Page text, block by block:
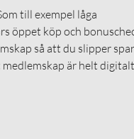
till exempel låga
öppet köp och
så att du slipper
är helt